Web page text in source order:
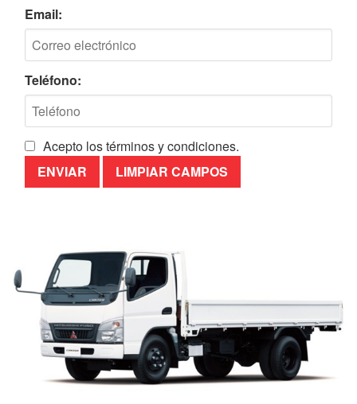
Email:
Teléfono:
Acepto los términos y condiciones.
ENVIAR
LIMPIAR CAMPOS